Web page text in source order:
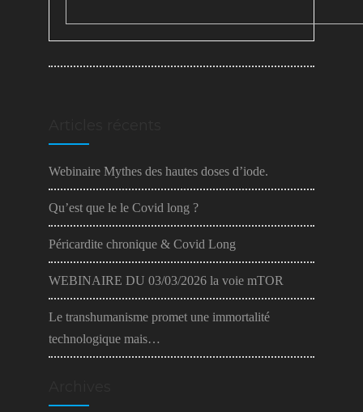
Webinaire Mythes des hautes doses d’iode.
Qu’est que le le Covid long ?
Péricardite chronique & Covid Long
WEBINAIRE DU 03/03/2026 la voie mTOR
Le transhumanisme promet une immortalité
technologique mais…